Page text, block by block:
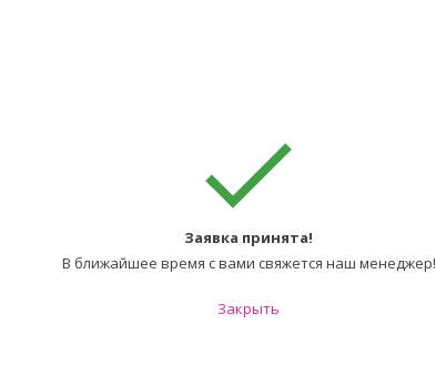
Заявка принята!
В ближайшее время с вами свяжется наш менеджер!
Закрыть